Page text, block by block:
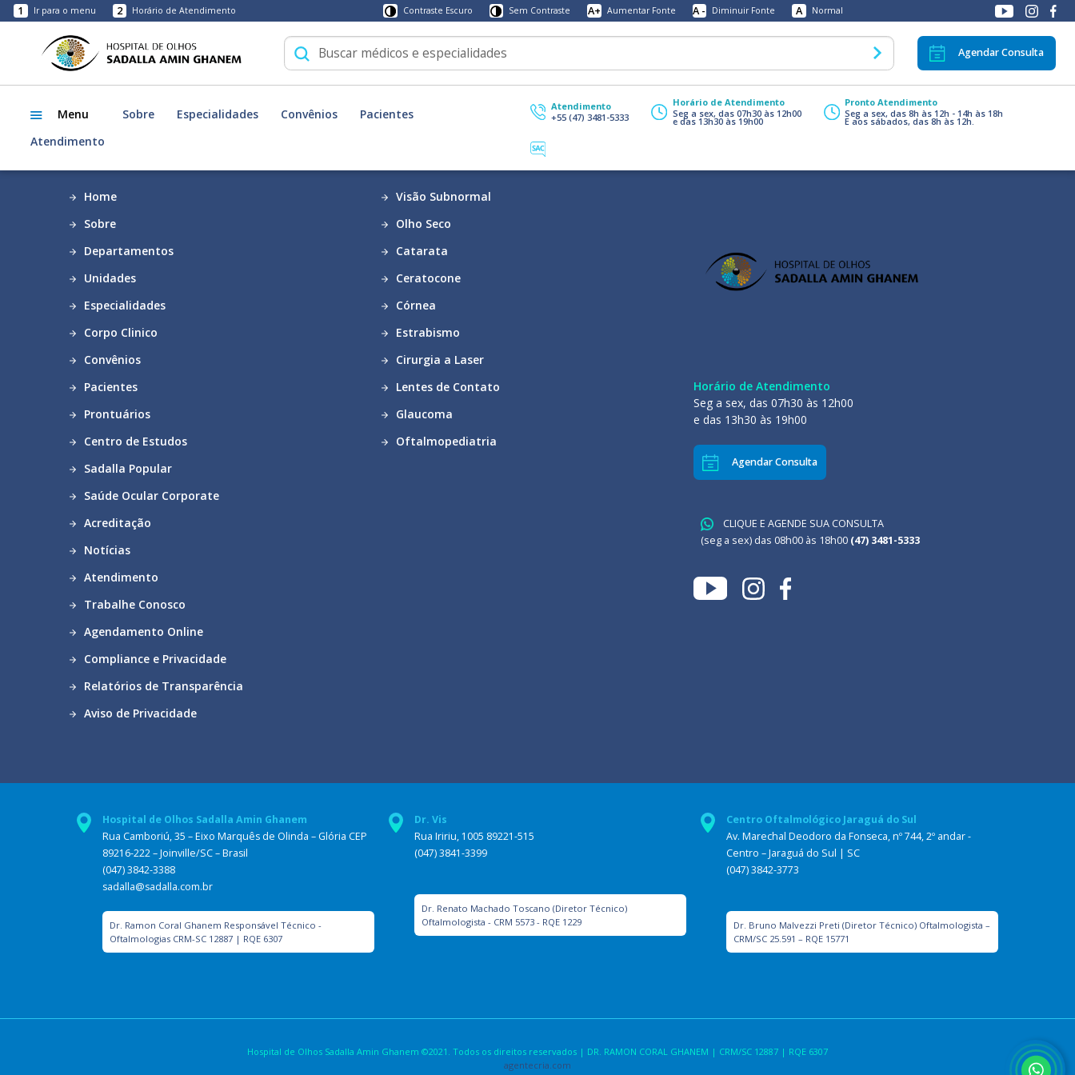
1 Ir para o menu 2 Horário de Atendimento Contraste Escuro Sem Contraste A+ Aumentar Fonte A - Diminuir Fonte A Normal
Agendar Consulta
Menu Sobre Especialidades Convênios
Pacientes
Atendimento
Atendimento
+55 (47) 3481-5333
Horário de Atendimento
Seg a sex, das 07h30 às 12h00
e das 13h30 às 19h00
Pronto Atendimento
Seg a sex, das 8h às 12h - 14h às 18h
E aos sábados, das 8h às 12h.
Home
Sobre
Departamentos
Unidades
Especialidades
Corpo Clinico
Convênios
Pacientes
Prontuários
Centro de Estudos
Sadalla Popular
Saúde Ocular Corporate
Acreditação
Notícias
Atendimento
Trabalhe Conosco
Agendamento Online
Compliance e Privacidade
Relatórios de Transparência
Aviso de Privacidade
Visão Subnormal
Olho Seco
Catarata
Ceratocone
Córnea
Estrabismo
Cirurgia a Laser
Lentes de Contato
Glaucoma
Oftalmopediatria
Horário de Atendimento
Seg a sex, das 07h30 às 12h00
e das 13h30 às 19h00
Agendar Consulta
CLIQUE E AGENDE SUA CONSULTA
(seg a sex) das 08h00 às 18h00 (47) 3481-5333
Hospital de Olhos Sadalla Amin Ghanem
Rua Camboriú, 35 – Eixo Marquês de Olinda – Glória CEP
89216-222 – Joinville/SC – Brasil
(047) 3842-3388
sadalla@sadalla.com.br
Dr. Ramon Coral Ghanem Responsável Técnico -
Oftalmologias CRM-SC 12887 | RQE 6307
Dr. Vis
Rua Iririu, 1005 89221-515
(047) 3841-3399
Dr. Renato Machado Toscano (Diretor Técnico)
Oftalmologista - CRM 5573 - RQE 1229
Centro Oftalmológico Jaraguá do Sul
Av. Marechal Deodoro da Fonseca, nº 744, 2º andar -
Centro – Jaraguá do Sul | SC
(047) 3842-3773
Dr. Bruno Malvezzi Preti (Diretor Técnico) Oftalmologista –
CRM/SC 25.591 – RQE 15771
Hospital de Olhos Sadalla Amin Ghanem ©2021. Todos os direitos reservados | DR. RAMON CORAL GHANEM | CRM/SC 12887 | RQE 6307
agentecria.com